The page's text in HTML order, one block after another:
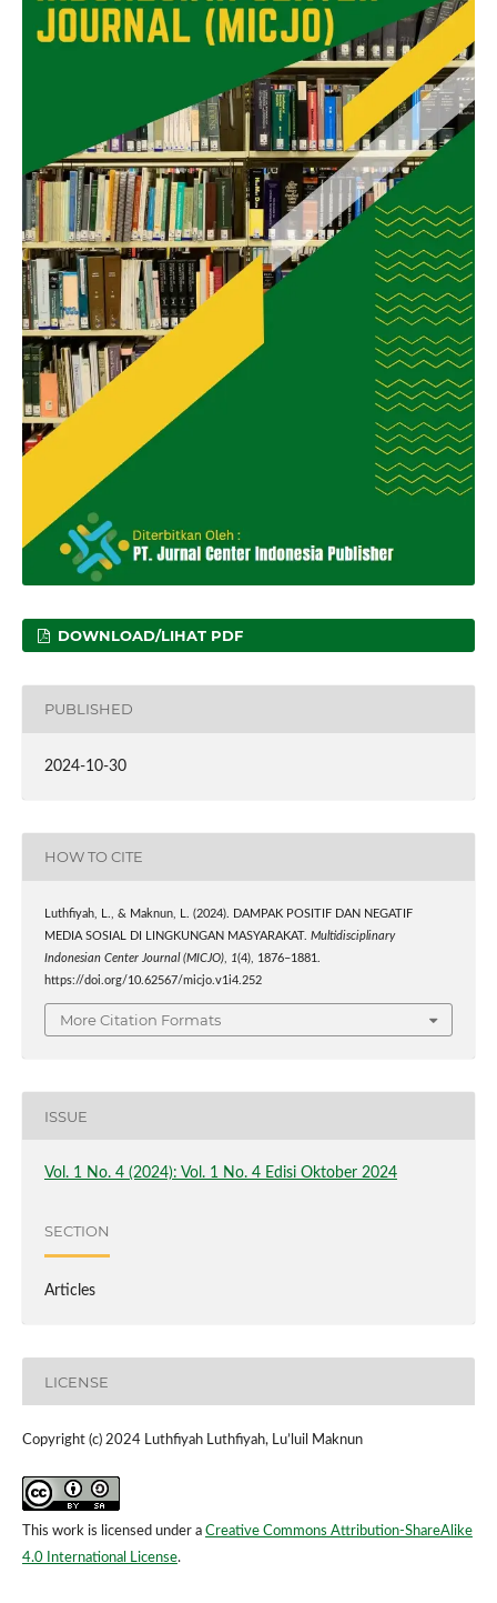
DOWNLOAD/LIHAT PDF
PUBLISHED
2024-10-30
HOW TO CITE
Luthfiyah, L., & Maknun, L. (2024). DAMPAK POSITIF DAN NEGATIF
MEDIA SOSIAL DI LINGKUNGAN MASYARAKAT. Multidisciplinary
Indonesian Center Journal (MICJO), 1(4), 1876–1881.
https://doi.org/10.62567/micjo.v1i4.252
More Citation Formats
ISSUE
Vol. 1 No. 4 (2024): Vol. 1 No. 4 Edisi Oktober 2024
SECTION
Articles
LICENSE
Copyright (c) 2024 Luthfiyah Luthfiyah, Lu’luil Maknun
This work is licensed under a Creative Commons Attribution-ShareAlike
4.0 International License.